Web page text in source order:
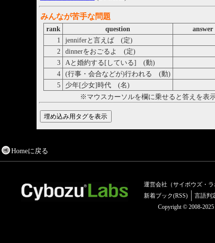
みんなが苦手な問題
rank question
answer
1
jenniferと言えば (定)
2
dinnerをおごるよ (定)
3
Aと婚約する[している] (動)
4
(行事・会合などが)行われる (動)
5
少年[少女]時代 (名)
※マウスカーソルを欄に乗せると答えを表示
Homeに戻る
運営会社（サイボウズ・ラ
新着ブック(RSS)
言語判
Copyright © 2008-2025